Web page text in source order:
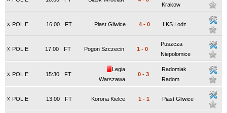
Krakow
x POL E FT
16:00 Piast Gliwice 4 - 0 LKS Lodz
x POL E FT
17:00 Pogon Szczecin 1 - 0
Puszcza
Niepolomice
x POL E FT
15:30
Legia
Warszawa
0 - 3
Radomiak
Radom
x POL E FT
13:00 Korona Kielce 1 - 1 Piast Gliwice